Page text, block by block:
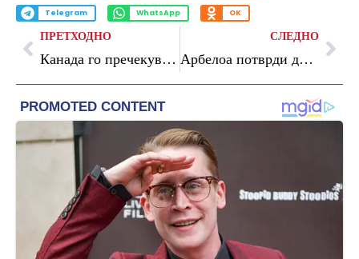
Telegram WhatsApp OK
ПРЕТХОДНО
Канада го пречекува светот: ФИФА Светско првенство 2026
СЛЕДНО
Арбелоа потврди дека си оди од Реал